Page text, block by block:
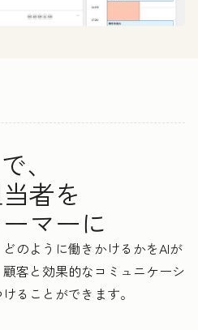
、
者を
マーに
のように働きかけるかをAIが
客と効果的なコミュニケーシ
ることができます。